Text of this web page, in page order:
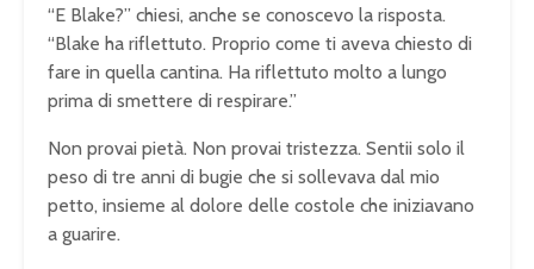
“E Blake?” chiesi, anche se conoscevo la risposta.
“Blake ha riflettuto. Proprio come ti aveva chiesto di
fare in quella cantina. Ha riflettuto molto a lungo
prima di smettere di respirare.”
Non provai pietà. Non provai tristezza. Sentii solo il
peso di tre anni di bugie che si sollevava dal mio
petto, insieme al dolore delle costole che iniziavano
a guarire.